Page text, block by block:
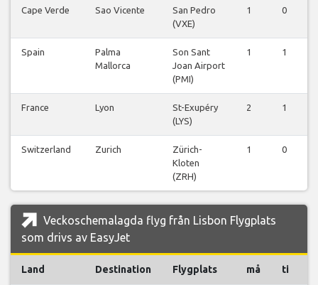
Cape Verde Sao Vicente
San Pedro
(VXE)
1 0
Spain
Palma
Mallorca
Son Sant
Joan Airport
(PMI)
1 1
France Lyon
St-Exupéry
(LYS)
2 1
Switzerland Zurich
Zürich-
Kloten
(ZRH)
1 0
Veckoschemalagda flyg från Lisbon Flygplats
som drivs av EasyJet
Land Destination Flygplats må ti